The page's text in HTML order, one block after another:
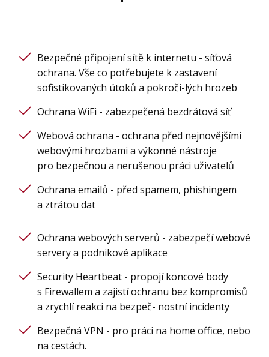
Bezpečné připojení sítě k internetu - síťová
ochrana. Vše co potřebujete k zastavení
sofistikovaných útoků a pokroči-lých hrozeb
Ochrana WiFi - zabezpečená bezdrátová síť
Webová ochrana - ochrana před nejnovějšími
webovými hrozbami a výkonné nástroje
pro bezpečnou a nerušenou práci uživatelů
Ochrana emailů - před spamem, phishingem
a ztrátou dat
Ochrana webových serverů - zabezpečí webové
servery a podnikové aplikace
Security Heartbeat - propojí koncové body
s Firewallem a zajistí ochranu bez kompromisů
a zrychlí reakci na bezpeč- nostní incidenty
Bezpečná VPN - pro práci na home office, nebo
na cestách.